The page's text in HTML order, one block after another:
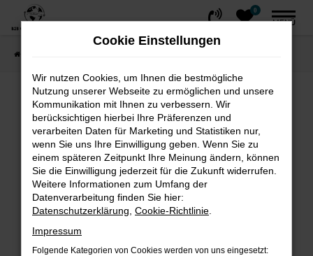
Zum
springen
0
MENÜ
Fehler: Network Error
Beim Laden ist ein Fehler aufgetreten.
Hier sind ein paar Tipps, die dir helfen können:
Überprüfe deine Firewall und deine
Internetverbindung.
Laden andere Webseiten, zum Beispiel
Prüfe deine Browsererweiterungen.
Cookie Einstellungen
Wir nutzen Cookies, um Ihnen die bestmögliche
Nutzung unserer Webseite zu ermöglichen und unsere
Kommunikation mit Ihnen zu verbessern. Wir
berücksichtigen hierbei Ihre Präferenzen und
verarbeiten Daten für Marketing und Statistiken nur,
wenn Sie uns Ihre Einwilligung geben. Wenn Sie zu
einem späteren Zeitpunkt Ihre Meinung ändern, können
Sie die Einwilligung jederzeit für die Zukunft widerrufen.
Weitere Informationen zum Umfang der
Datenverarbeitung finden Sie hier:
Datenschutzerklärung Cookie-Richtlinie
Impressum
Folgende Kategorien von Cookies werden von uns eingesetzt: